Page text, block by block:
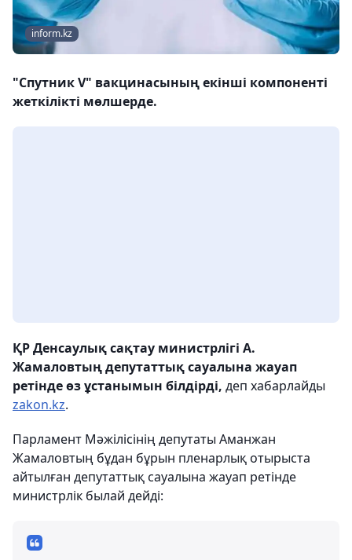
inform.kz
"Спутник V" вакцинасының екінші компоненті
жеткілікті мөлшерде.
ҚР Денсаулық сақтау министрлігі А.
Жамаловтың депутаттық сауалына жауап
ретінде өз ұстанымын білдірді, деп хабарлайды
zakon.kz.
Парламент Мәжілісінің депутаты Аманжан
Жамаловтың бұдан бұрын пленарлық отырыста
айтылған депутаттық сауалына жауап ретінде
министрлік былай дейді: